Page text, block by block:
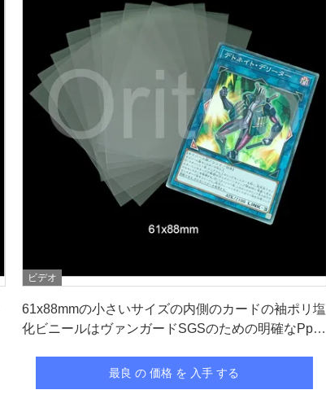
ビデオ
61x88mmの小さいサイズの内側のカードの袖ポリ塩
化ビニールはヴァンガードSGSのための明確なPpを
最良 の 価格 を 入手 する